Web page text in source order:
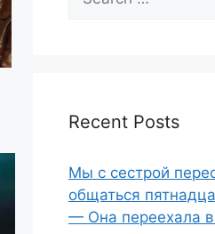
for:
Recent Posts
Мы с сестрой
общаться
— Она переехала